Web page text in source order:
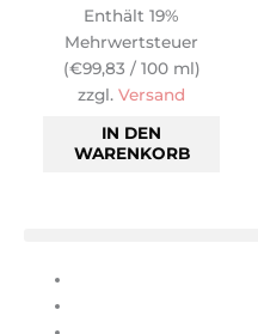
Enthält 19%
Mehrwertsteuer
(€99,83 / 100 ml)
zzgl. Versand
IN DEN
WARENKORB